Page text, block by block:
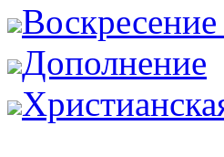
Дополнение